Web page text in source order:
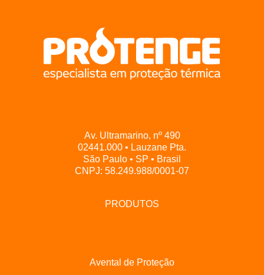
Av. Ultramarino, nº 490
02441.000 • Lauzane Pta.
São Paulo • SP • Brasil
CNPJ: 58.249.988/0001-07
PRODUTOS
Avental de Proteção